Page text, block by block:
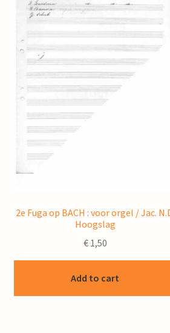
2e Fuga op BACH : voor orgel / Jac.
Hoogslag
€1,50
Add to cart